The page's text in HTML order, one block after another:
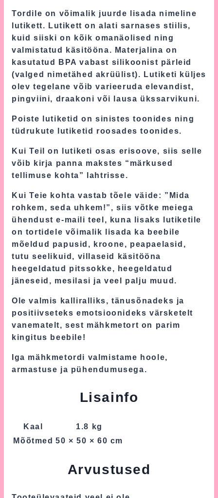
Tordile on võimalik juurde lisada nimeline
lutikett. Lutikett on alati sarnases stiilis,
kuid siiski on kõik omanäolised ning
valmistatud käsitööna. Materjalina on
kasutatud BPA vabast silikoonist pärleid
(valged nimetähed akrüülist). Lutiketi küljes
olev tegelane võib varieeruda elevandist,
pingviini, draakoni või lausa ükssarvikuni.
Poiste lutiketid on sinistes toonides ning
tüdrukute lutiketid roosades toonides.
Kui Teil on lutiketi osas erisoove, siis selle
võib kirja panna makstes “märkused
tellimuse kohta” lahtrisse.
Kui Teie kohta vastab tõele väide: ”Mida
rohkem, seda uhkem!”, siis võtke meiega
ühendust e-maili teel, kuna lisaks lutiketile
on tortidele võimalik lisada ka beebile
mõeldud papusid, kroone, peapaelasid,
tutu seelikuid, villaseid käsitööna
heegeldatud pitssokke, heegeldatud
jäneseid, mesilasi ja veel palju muud.
Ole valmis kalliralliks, tänusõnadeks ja
positiivseteks emotsioonideks värsketelt
vanematelt, sest mähkmetort on parim
kingitus beebile!
Iga mähkmetordi valmistame hoole,
armastuse ja pühendumusega.
Lisainfo
Kaal
1.8 kg
Mõõtmed 50 × 50 × 60 cm
Arvustused